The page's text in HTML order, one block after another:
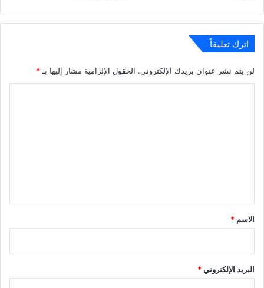
اترك تعليقاً
لن يتم نشر عنوان بريدك الإلكتروني. الحقول الإلزامية مشار إليها بـ*
*
الاسم *
البريد الإلكتروني*